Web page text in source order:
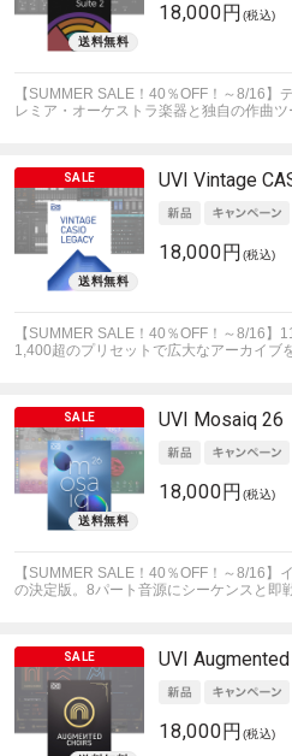
18,000円 (税込)
【SUMMER SALE！40％OFF！～8/16】
レミア・オーケストラ楽器と独自の作曲ツ
UVI Vintage
18,000円 (税込)
【SUMMER SALE！40％OFF！～8/16】
1,400超のプリセットで広大なアーカイブ
UVI Mosaiq 26
18,000円 (税込)
【SUMMER SALE！40％OFF！～8/16】
の決定版。8パート音源にシーケンスと即
UVI
18,000円 (税込)